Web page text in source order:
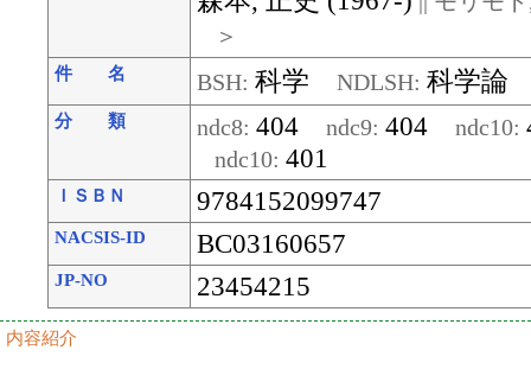
＞
件 名 BSH:科学NDLSH:科学論
分 類 ndc8:404ndc9:404ndc10:
ndc10: 401
ＩＳＢＮ 9784152099747
NACSIS-ID BC03160657
JP-NO 23454215
内容紹介